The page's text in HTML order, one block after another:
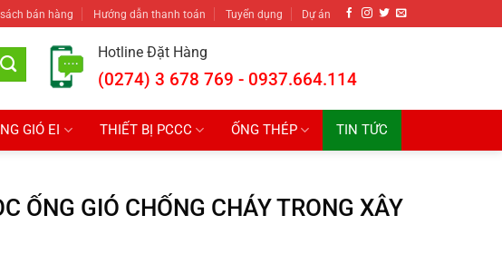
bán hàng Hướng dẫn thanh toán Tuyển dụng Dự án
Hotline Đặt Hàng
(0274) 3 678 769 - 0937.664.114
GIÓ EI THIẾT BỊ PCCC ỐNG THÉP TIN TỨC
ỐNG GIÓ CHỐNG CHÁY TRONG XÂY